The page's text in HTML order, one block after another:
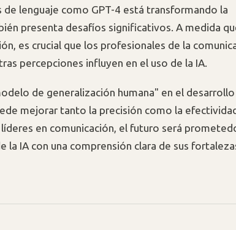
lenguaje como GPT-4 está transformando la
presenta desafíos significativos. A medida
es crucial que los profesionales de la
percepciones influyen en el uso de la IA.
de generalización humana" en el desarrollo
mejorar tanto la precisión como la
en comunicación, el futuro será
la IA con una comprensión clara de sus